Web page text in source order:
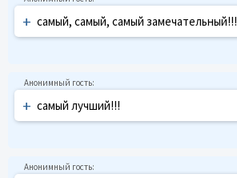
+ самый, самый, самый замечательный!!!
+ самый лучший!!!